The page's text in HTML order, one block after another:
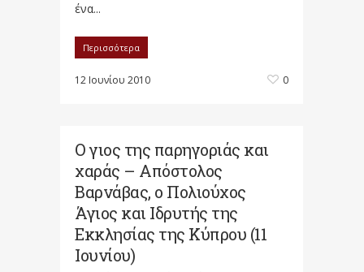
ένα...
Περισσότερα
12 Ιουνίου 2010 0
Ο γιος της παρηγοριάς και
χαράς – Απόστολος
Βαρνάβας, ο Πολιούχος
Άγιος και Ιδρυτής της
Εκκλησίας της Κύπρου (11
Ιουνίου)